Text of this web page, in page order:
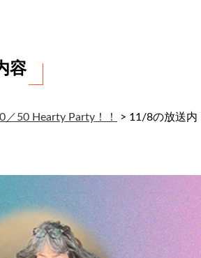
容
／50 Hearty Party！！ > 11/8の放送内